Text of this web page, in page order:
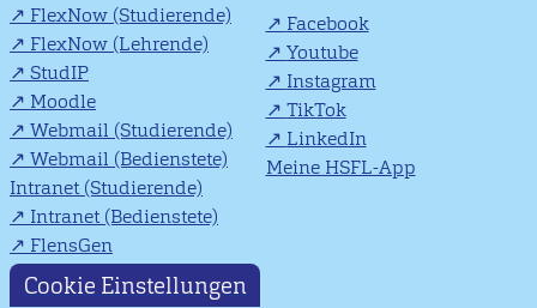
FlexNow (Studierende)
FlexNow (Lehrende)
StudIP
Moodle
Webmail (Studierende)
Webmail (Bedienstete)
Intranet (Studierende)
Intranet (Bedienstete)
FlensGen
Facebook
Youtube
Instagram
TikTok
LinkedIn
Meine HSFL-App
Cookie Einstellungen